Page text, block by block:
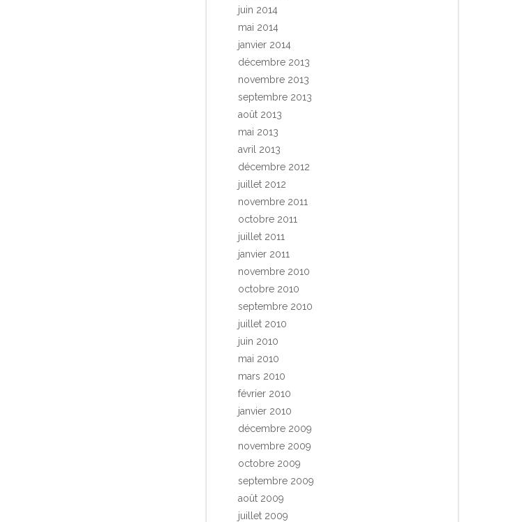
juin 2014
mai 2014
janvier 2014
décembre 2013
novembre 2013
septembre 2013
août 2013
mai 2013
avril 2013
décembre 2012
juillet 2012
novembre 2011
octobre 2011
juillet 2011
janvier 2011
novembre 2010
octobre 2010
septembre 2010
juillet 2010
juin 2010
mai 2010
mars 2010
février 2010
janvier 2010
décembre 2009
novembre 2009
octobre 2009
septembre 2009
août 2009
juillet 2009